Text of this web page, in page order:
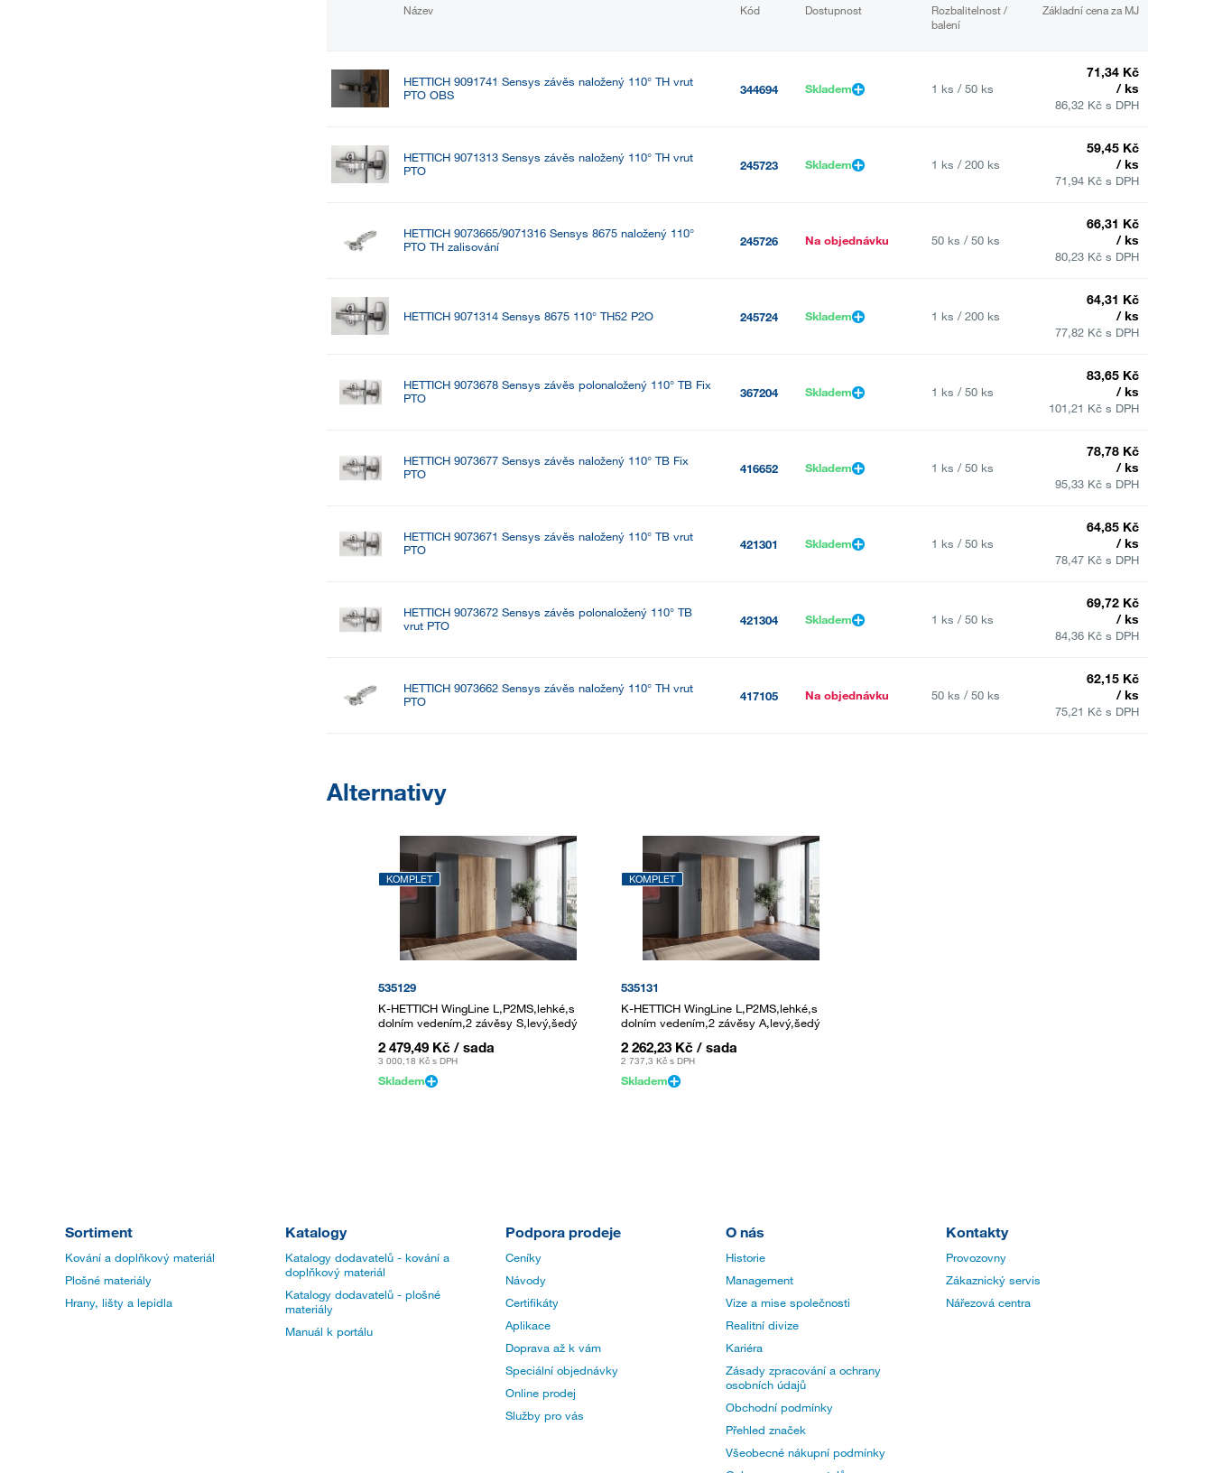
Název Kód Dostupnost
Rozbalitelnost /
balení
Základní cena za MJ
HETTICH 9091741 Sensys závěs naložený 110° TH vrut
PTO OBS
344694 Skladem 1 ks / 50 ks
71,34 Kč
/ ks
86,32 Kč s DPH
HETTICH 9071313 Sensys závěs naložený 110° TH vrut
PTO
245723 Skladem 1 ks / 200 ks
59,45 Kč
/ ks
71,94 Kč s DPH
HETTICH 9073665/9071316 Sensys 8675 naložený 110°
PTO TH zalisování
245726 Na objednávku 50 ks / 50 ks
66,31 Kč
/ ks
80,23 Kč s DPH
HETTICH 9071314 Sensys 8675 110° TH52 P2O 245724 Skladem 1 ks / 200 ks
64,31 Kč
/ ks
77,82 Kč s DPH
HETTICH 9073678 Sensys závěs polonaložený 110° TB Fix
PTO
367204 Skladem 1 ks / 50 ks
83,65 Kč
/ ks
101,21 Kč s DPH
HETTICH 9073677 Sensys závěs naložený 110° TB Fix
PTO
416652 Skladem 1 ks / 50 ks
78,78 Kč
/ ks
95,33 Kč s DPH
HETTICH 9073671 Sensys závěs naložený 110° TB vrut
PTO
421301 Skladem 1 ks / 50 ks
64,85 Kč
/ ks
78,47 Kč s DPH
HETTICH 9073672 Sensys závěs polonaložený 110° TB
vrut PTO
421304 Skladem 1 ks / 50 ks
69,72 Kč
/ ks
84,36 Kč s DPH
HETTICH 9073662 Sensys závěs naložený 110° TH vrut
PTO
417105 Na objednávku 50 ks / 50 ks
62,15 Kč
/ ks
75,21 Kč s DPH
Alternativy
KOMPLET
535129
K-HETTICH WingLine L,P2MS,lehké,s
dolním vedením,2 závěsy S,levý,šedý
2 479,49 Kč / sada
3 000,18 Kč s DPH
Skladem
KOMPLET
535131
K-HETTICH WingLine L,P2MS,lehké,s
dolním vedením,2 závěsy A,levý,šedý
2 262,23 Kč / sada
2 737,3 Kč s DPH
Skladem
Sortiment
Kování a doplňkový materiál
Plošné materiály
Hrany, lišty a lepidla
Katalogy
Katalogy dodavatelů - kování a
doplňkový materiál
Katalogy dodavatelů - plošné
materiály
Manuál k portálu
Podpora prodeje
Ceníky
Návody
Certifikáty
Aplikace
Doprava až k vám
Speciální objednávky
Online prodej
Služby pro vás
O nás
Historie
Management
Vize a mise společnosti
Realitní divize
Kariéra
Zásady zpracování a ochrany
osobních údajů
Obchodní podmínky
Přehled značek
Všeobecné nákupní podmínky
Kontakty
Provozovny
Zákaznický servis
Nářezová centra